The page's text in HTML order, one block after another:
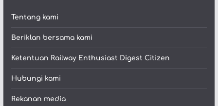
Tentang kami
Beriklan bersama kami
Ketentuan Railway Enthusiast Digest Citizen
Hubungi kami
Rekanan media